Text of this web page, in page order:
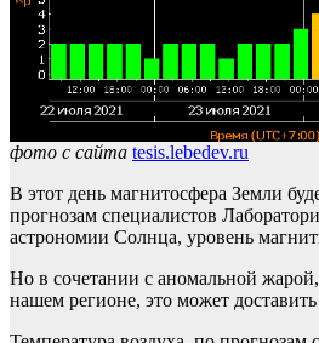
фото с сайта tesis.lebedev.ru
В этот день магнитосфера Земли
прогнозам специалистов
астрономии Солнца, уровень
Но в сочетании с аномальной жарой,
нашем регионе, это может